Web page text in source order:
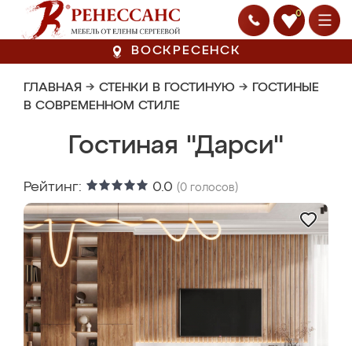
0
ВОСКРЕСЕНСК
ГЛАВНАЯ → СТЕНКИ В ГОСТИНУЮ → ГОСТИНЫЕ
В СОВРЕМЕННОМ СТИЛЕ
Гостиная "Дарси"
Рейтинг: 0.0 (0 голосов)